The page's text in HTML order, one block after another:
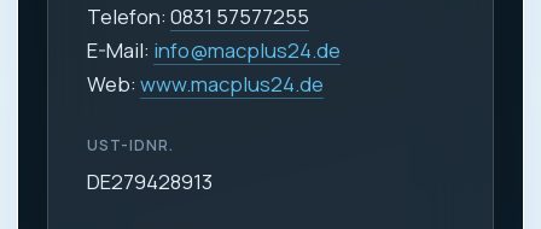
Telefon: 0831 57577255
E-Mail: info@macplus24.de
Web: www.macplus24.de
UST-IDNR.
DE279428913